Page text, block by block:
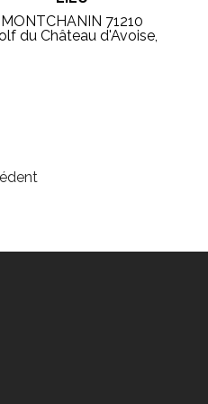
MONTCHANIN 71210
du Château d'Avoise,